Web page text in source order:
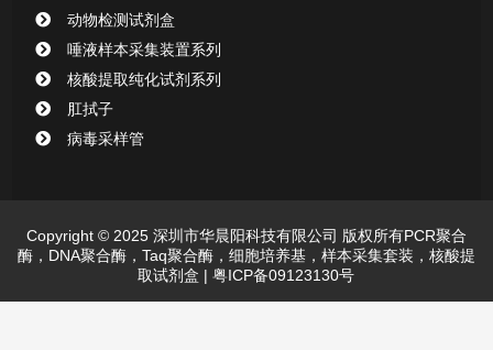
动物检测试剂盒
唾液样本采集装置系列
核酸提取纯化试剂系列
肛拭子
病毒采样管
Copyright © 2025 深圳市华晨阳科技有限公司 版权所有PCR聚合
酶，DNA聚合酶，Taq聚合酶，细胞培养基，样本采集套装，核酸提
取试剂盒 | 粤ICP备09123130号